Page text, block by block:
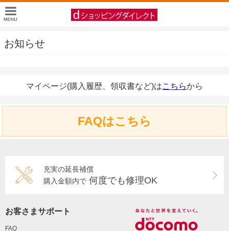
お知らせ
マイページ(購入履歴、領収書など)はこちらから
FAQはこちら
充実の延長補償
購入金額内で 何度でも修理OK
お客さまサポート
FAQ